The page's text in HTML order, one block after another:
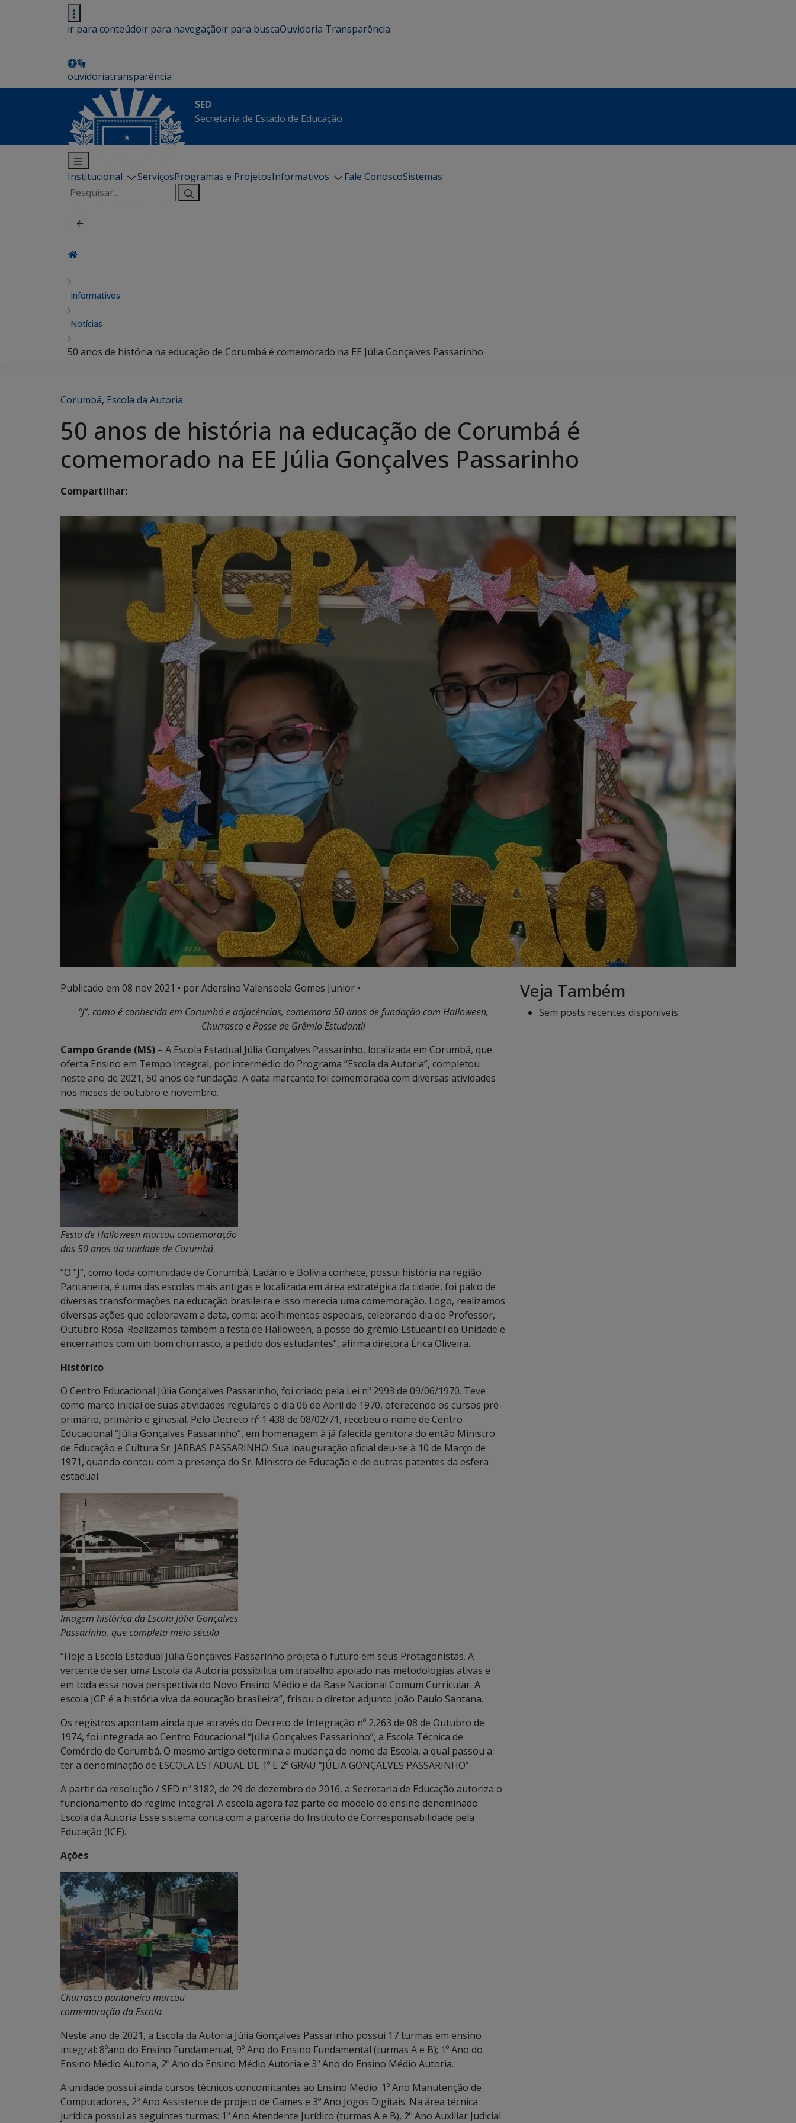
ir para conteúdoir para navegaçãoir para buscaOuvidoria Transparência
ouvidoriatransparência
SED
Secretaria de Estado de Educação
Institucional ServiçosProgramas e ProjetosInformativos Fale ConoscoSistemas
Pesquisar
por:
Informativos
Notícias
50 anos de história na educação de Corumbá é comemorado na EE Júlia Gonçalves Passarinho
Corumbá, Escola da Autoria
50 anos de história na educação de Corumbá é
comemorado na EE Júlia Gonçalves Passarinho
Compartilhar:
Publicado em 08 nov 2021 • por Adersino Valensoela Gomes Junior •
“J”, como é conhecida em Corumbá e adjacências, comemora 50 anos de fundação com Halloween,
Churrasco e Posse de Grêmio Estudantil
Campo Grande (MS) – A Escola Estadual Júlia Gonçalves Passarinho, localizada em Corumbá, que
oferta Ensino em Tempo Integral, por intermédio do Programa “Escola da Autoria”, completou
neste ano de 2021, 50 anos de fundação. A data marcante foi comemorada com diversas atividades
nos meses de outubro e novembro.
Festa de Halloween marcou comemoração
dos 50 anos da unidade de Corumbá
“O “J”, como toda comunidade de Corumbá, Ladário e Bolívia conhece, possui história na região
Pantaneira, é uma das escolas mais antigas e localizada em área estratégica da cidade, foi palco de
diversas transformações na educação brasileira e isso merecia uma comemoração. Logo, realizamos
diversas ações que celebravam a data, como: acolhimentos especiais, celebrando dia do Professor,
Outubro Rosa. Realizamos também a festa de Halloween, a posse do grêmio Estudantil da Unidade e
encerramos com um bom churrasco, a pedido dos estudantes”, afirma diretora Érica Oliveira.
Histórico
O Centro Educacional Júlia Gonçalves Passarinho, foi criado pela Lei nº 2993 de 09/06/1970. Teve
como marco inicial de suas atividades regulares o dia 06 de Abril de 1970, oferecendo os cursos pré-
primário, primário e ginasial. Pelo Decreto nº 1.438 de 08/02/71, recebeu o nome de Centro
Educacional “Júlia Gonçalves Passarinho”, em homenagem à já falecida genitora do então Ministro
de Educação e Cultura Sr. JARBAS PASSARINHO. Sua inauguração oficial deu-se à 10 de Março de
1971, quando contou com a presença do Sr. Ministro de Educação e de outras patentes da esfera
estadual.
Imagem histórica da Escola Júlia Gonçalves
Passarinho, que completa meio século
“Hoje a Escola Estadual Júlia Gonçalves Passarinho projeta o futuro em seus Protagonistas. A
vertente de ser uma Escola da Autoria possibilita um trabalho apoiado nas metodologias ativas e
em toda essa nova perspectiva do Novo Ensino Médio e da Base Nacional Comum Curricular. A
escola JGP é a história viva da educação brasileira”, frisou o diretor adjunto João Paulo Santana.
Os registros apontam ainda que através do Decreto de Integração nº 2.263 de 08 de Outubro de
1974, foi integrada ao Centro Educacional “Júlia Gonçalves Passarinho”, a Escola Técnica de
Comércio de Corumbá. O mesmo artigo determina a mudança do nome da Escola, a qual passou a
ter a denominação de ESCOLA ESTADUAL DE 1º E 2º GRAU “JÚLIA GONÇALVES PASSARINHO”.
A partir da resolução / SED nº 3182, de 29 de dezembro de 2016, a Secretaria de Educação autoriza o
funcionamento do regime integral. A escola agora faz parte do modelo de ensino denominado
Escola da Autoria Esse sistema conta com a parceria do Instituto de Corresponsabilidade pela
Educação (ICE).
Ações
Churrasco pantaneiro marcou
comemoração da Escola
Neste ano de 2021, a Escola da Autoria Júlia Gonçalves Passarinho possui 17 turmas em ensino
integral: 8ºano do Ensino Fundamental, 9º Ano do Ensino Fundamental (turmas A e B); 1º Ano do
Ensino Médio Autoria, 2º Ano do Ensino Médio Autoria e 3º Ano do Ensino Médio Autoria.
A unidade possui ainda cursos técnicos concomitantes ao Ensino Médio: 1º Ano Manutenção de
Computadores, 2º Ano Assistente de projeto de Games e 3º Ano Jogos Digitais. Na área técnica
jurídica possui as seguintes turmas: 1º Ano Atendente Jurídico (turmas A e B), 2º Ano Auxiliar Judicial
Veja Também
Sem posts recentes disponíveis.